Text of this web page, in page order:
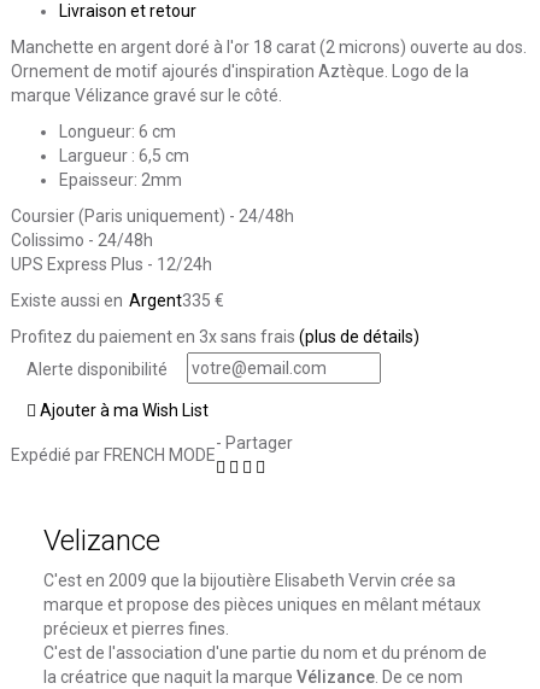
Livraison et retour
Manchette en argent doré à l'or 18 carat (2 microns) ouverte au dos.
Ornement de motif ajourés d'inspiration Aztèque. Logo de la
marque Vélizance gravé sur le côté.
Longueur: 6 cm
Largueur : 6,5 cm
Epaisseur: 2mm
Coursier (Paris uniquement) - 24/48h
Colissimo - 24/48h
UPS Express Plus - 12/24h
Existe aussi en Argent335 €
Profitez du paiement en 3x sans frais (plus de détails)
Alerte disponibilité
Ajouter à ma Wish List
Expédié par FRENCH MODE
- Partager
Velizance
C'est en 2009 que la bijoutière Elisabeth Vervin crée sa
marque et propose des pièces uniques en mêlant métaux
précieux et pierres fines.
C'est de l'association d'une partie du nom et du prénom de
la créatrice que naquit la marque Vélizance. De ce nom